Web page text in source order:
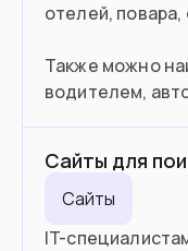
отелей,
Также можно
водителем,
Сайты для
Сайты
IT-